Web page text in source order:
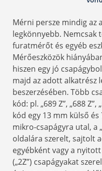
Mérni persze mindig az
legkönnyebb. Nemcsak
furatmérőt és egyéb
Mérőeszközök
hiszen egy jó
majd az adott alkatrész
beszerzésében. Több
kód: pl. „689 Z”, „688 Z”,
kód egy 13 mm külső
mikro-csapágyra utal, a
oldalára szerelt, sajtolt
egyébként vagy a
(„2Z”) csapágyakat